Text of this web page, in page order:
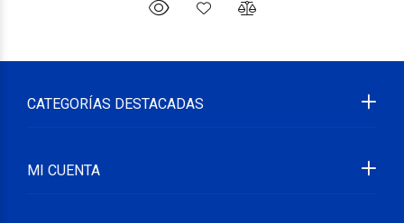
CATEGORÍAS DESTACADAS
MI CUENTA